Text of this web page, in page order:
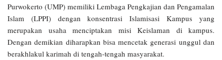
Purwokerto (UMP) memiliki Lembaga Pengkajian dan Pengamalan
Islam (LPPI) dengan konsentrasi Islamisasi Kampus yang
merupakan usaha menciptakan misi Keislaman di kampus.
Dengan demikian diharapkan bisa mencetak generasi unggul dan
berakhlakul karimah di tengah-tengah masyarakat.